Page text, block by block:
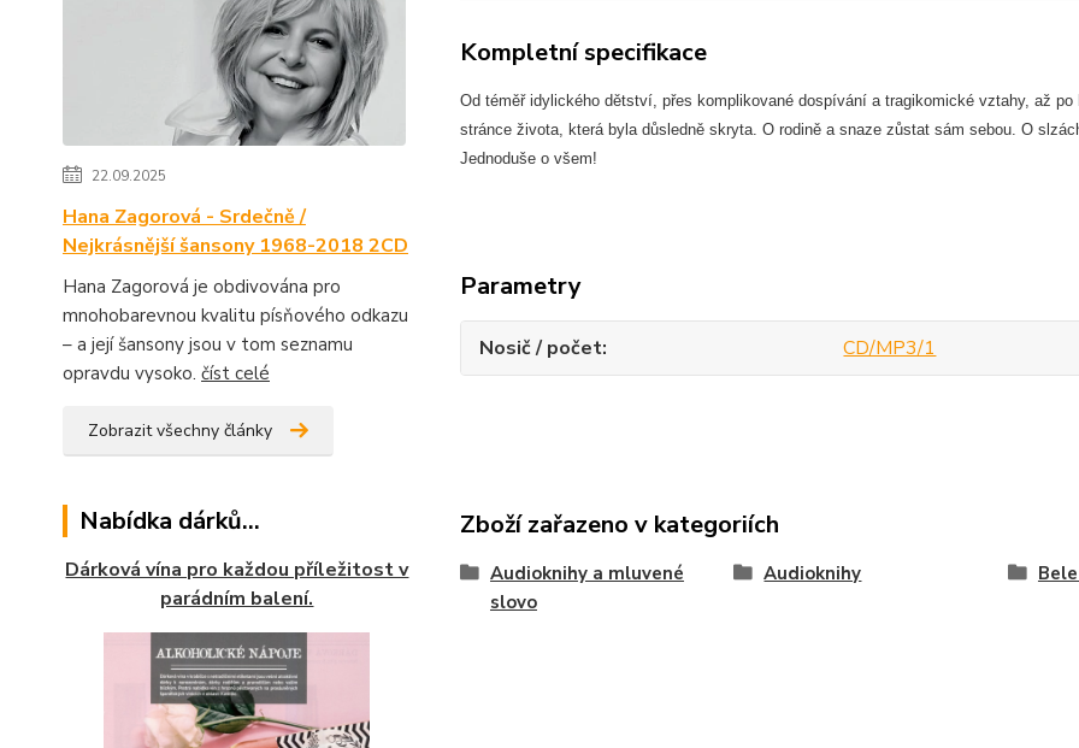
22.09.2025
Hana Zagorová - Srdečně /
Nejkrásnější šansony 1968-2018 2CD
Hana Zagorová je obdivována pro
mnohobarevnou kvalitu písňového odkazu
– a její šansony jsou v tom seznamu
opravdu vysoko. číst celé
Zobrazit všechny články
Nabídka dárků...
Dárková vína pro každou příležitost v
parádním balení.
Kompletní specifikace
Od téměř idylického dětství, přes komplikované dospívání a tragikomické vztahy, až
stránce života, která byla důsledně skryta. O rodině a snaze zůstat sám sebou. O
Jednoduše o všem!
Parametry
Nosič / počet CD/MP3/1
Zboží zařazeno v kategoriích
Audioknihy a mluvené
slovo
Audioknihy